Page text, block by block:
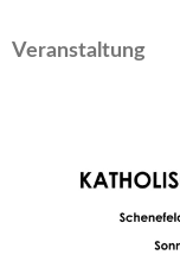
Veranstaltung